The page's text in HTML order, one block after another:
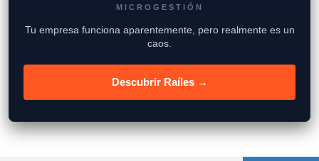
MICROGESTIÓN
Tu empresa funciona aparentemente, pero realmente es un
caos.
Descubrir Raíles →